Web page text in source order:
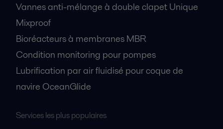
Vannes anti-mélange à double clapet Unique
Mixproof
Bioréacteurs à membranes MBR
Condition monitoring pour pompes
Lubrification par air fluidisé pour coque de
navire OceanGlide
Services les plus populaires